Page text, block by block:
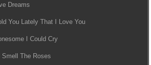
Lately That I Love You
I Could Cry
The Roses